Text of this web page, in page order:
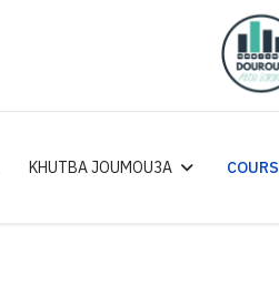
KHUTBA JOUMOU3A COURS